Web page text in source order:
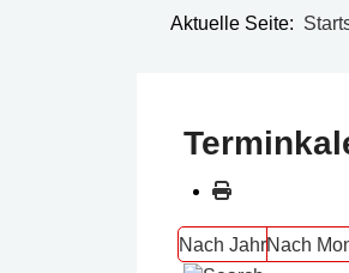
Aktuelle Seite:
Nach JahrNach